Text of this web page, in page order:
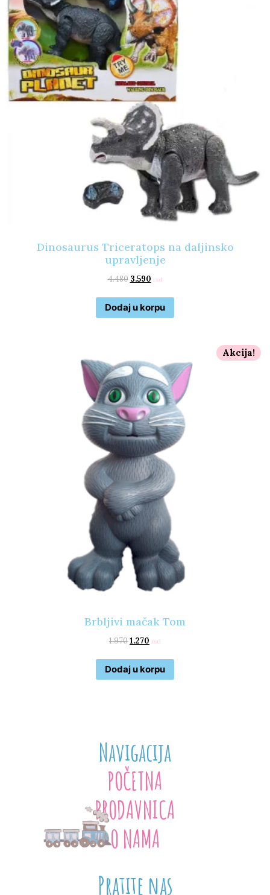
Dinosaurus Triceratops na daljinsko
upravljenje
4.480 3.590 rsd
Dodaj u korpu
Akcija!
Brbljivi mačak Tom
1.9701.270 rsd
Dodaj u korpu
Navigacija
POČETNA
PRODAVNICA
O NAMA
Pratite nas